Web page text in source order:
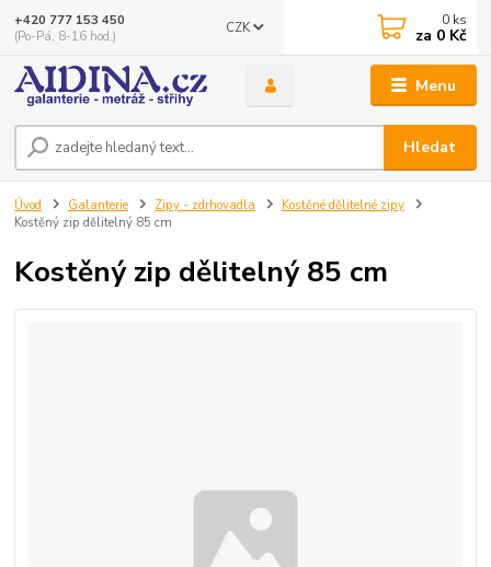
Menu
CZK
Hledat
+420 777 153 450
(Po-Pá, 8-16 hod.)
0 ks
za 0 Kč
Úvod Galanterie Zipy - zdrhovadla
Kostěné dělitelné zipy
Kostěný zip dělitelný 85 cm
Kostěný zip dělitelný 85 cm